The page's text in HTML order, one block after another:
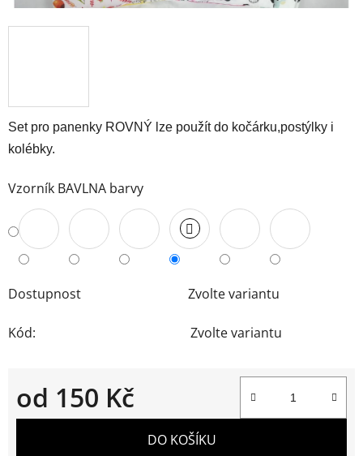
Set pro panenky ROVNÝ lze použít do kočárku,postýlky i
kolébky.
Vzorník BAVLNA barvy
Dostupnost Zvolte variantu
Kód: Zvolte variantu
od 150 Kč
Měrná cena:
DO KOŠÍKU